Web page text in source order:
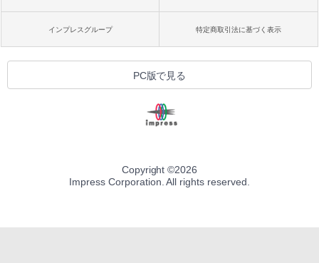
インプレスグループ 特定商取引法に基づく表示
PC版で見る
Copyright ©2026
Impress Corporation. All rights reserved.